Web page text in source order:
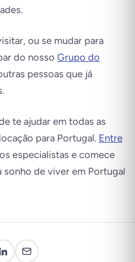
ou se mudar para
do nosso Grupo do
pessoas que já
te ajudar em todas as
para Portugal. Entre
especialistas e comece
sonho de viver em Portugal